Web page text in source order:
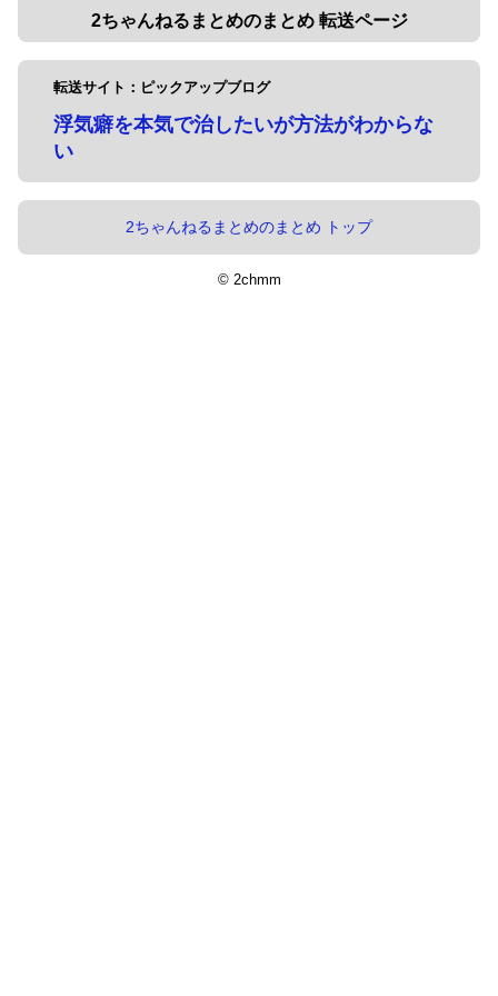
2ちゃんねるまとめのまとめ 転送ページ
転送サイト：ピックアップブログ
浮気癖を本気で治したいが方法がわからな
い
2ちゃんねるまとめのまとめ トップ
© 2chmm